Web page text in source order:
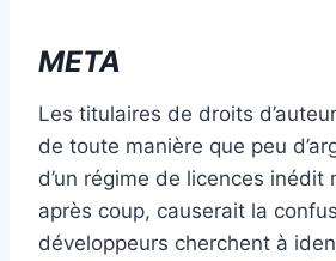
META
Les titulaires de droits
de toute manière que peu
d’un régime de licences inédit
après coup, causerait la
développeurs cherchent à